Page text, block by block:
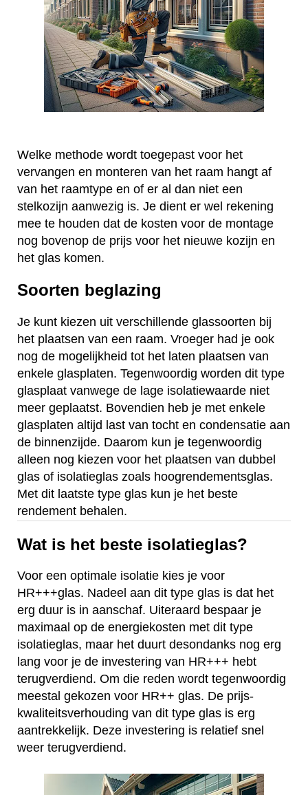
Welke methode wordt toegepast voor het
vervangen en monteren van het raam hangt af
van het raamtype en of er al dan niet een
stelkozijn aanwezig is. Je dient er wel rekening
mee te houden dat de kosten voor de montage
nog bovenop de prijs voor het nieuwe kozijn en
het glas komen.
Soorten beglazing
Je kunt kiezen uit verschillende glassoorten bij
het plaatsen van een raam. Vroeger had je ook
nog de mogelijkheid tot het laten plaatsen van
enkele glasplaten. Tegenwoordig worden dit type
glasplaat vanwege de lage isolatiewaarde niet
meer geplaatst. Bovendien heb je met enkele
glasplaten altijd last van tocht en condensatie aan
de binnenzijde. Daarom kun je tegenwoordig
alleen nog kiezen voor het plaatsen van dubbel
glas of isolatieglas zoals hoogrendementsglas.
Met dit laatste type glas kun je het beste
rendement behalen.
Wat is het beste isolatieglas?
Voor een optimale isolatie kies je voor
HR+++glas. Nadeel aan dit type glas is dat het
erg duur is in aanschaf. Uiteraard bespaar je
maximaal op de energiekosten met dit type
isolatieglas, maar het duurt desondanks nog erg
lang voor je de investering van HR+++ hebt
terugverdiend. Om die reden wordt tegenwoordig
meestal gekozen voor HR++ glas. De prijs-
kwaliteitsverhouding van dit type glas is erg
aantrekkelijk. Deze investering is relatief snel
weer terugverdiend.